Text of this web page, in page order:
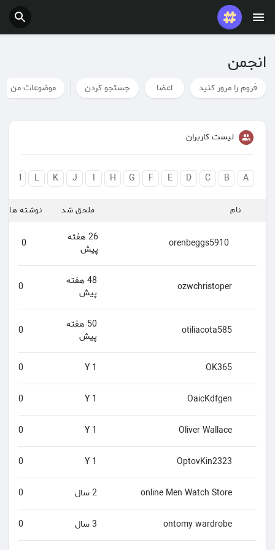
بودجه
انجمن
فروم را مرور کنید اعضا جستجو کردن موضوعات من
لیست کاربران
A
B
C
D
E
F
G
H
I
J
K
L
M
نام ملحق شد نوشته ها
orenbeggs5910
26 هفته
پیش
0
ozwchristoper
48 هفته
پیش
0
otiliacota585
50 هفته
پیش
0
OK365
1 Y
0
OaicKdfgen
1 Y
0
Oliver Wallace
1 Y
0
OptovKin2323
1 Y
0
online Men Watch Store 2 سال 0
ontomy wardrobe 3 سال 0